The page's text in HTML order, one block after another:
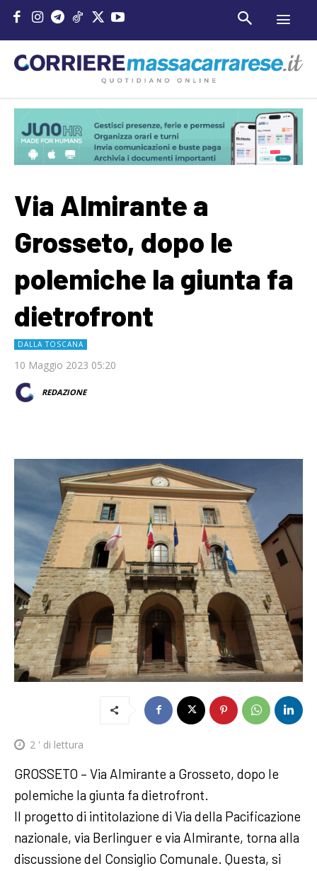
Via Almirante a
Grosseto, dopo le
polemiche la giunta fa
dietrofront
DALLA TOSCANA
10 Maggio 2023 05:20
REDAZIONE
2 ' di lettura
GROSSETO – Via Almirante a Grosseto, dopo le
polemiche la giunta fa dietrofront.
Il progetto di intitolazione di Via della Pacificazione
nazionale, via Berlinguer e via Almirante, torna alla
discussione del Consiglio Comunale. Questa, si